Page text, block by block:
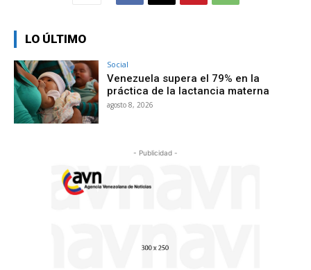
LO ÚLTIMO
Social
Venezuela supera el 79% en la
práctica de la lactancia materna
agosto 8, 2026
- Publicidad -